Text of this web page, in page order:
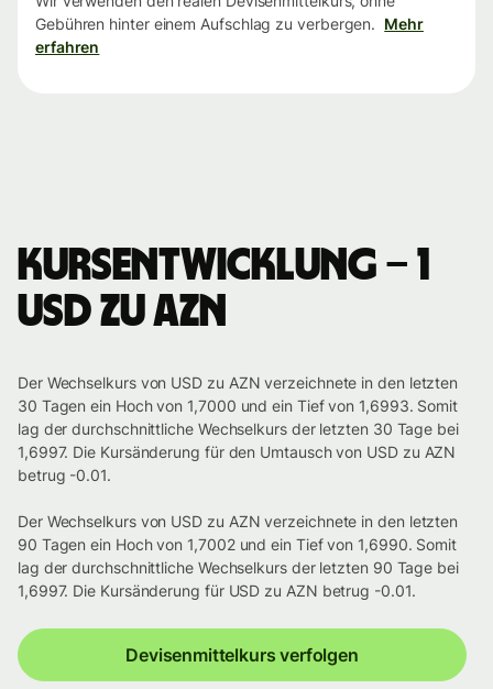
Gebühren hinter einem Aufschlag zu verbergen. Mehr
erfahren
Kursentwicklung – 1
USD zu AZN
Der Wechselkurs von USD zu AZN verzeichnete in den letzten
30 Tagen ein Hoch von 1,7000 und ein Tief von 1,6993. Somit
lag der durchschnittliche Wechselkurs der letzten 30 Tage bei
1,6997. Die Kursänderung für den Umtausch von USD zu AZN
betrug -0.01.
Der Wechselkurs von USD zu AZN verzeichnete in den letzten
90 Tagen ein Hoch von 1,7002 und ein Tief von 1,6990. Somit
lag der durchschnittliche Wechselkurs der letzten 90 Tage bei
1,6997. Die Kursänderung für USD zu AZN betrug -0.01.
Devisenmittelkurs verfolgen